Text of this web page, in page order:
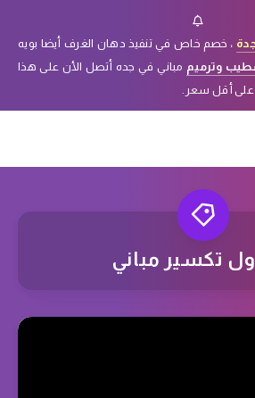
، خصم خاص في تنفيذ دهان الغرف أيضا بويه
وترميم مباني في جده أتصل الأن على هذا
تكسير مباني